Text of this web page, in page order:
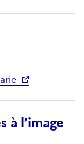
à l’image